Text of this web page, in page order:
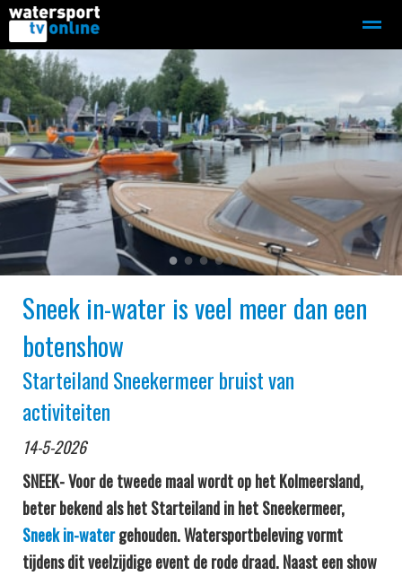
Zeilen Motorboot-sloep Adverteren
Home Contact Bellen Zoeken
●●●●●
Sneek in-water is veel meer dan een
botenshow
Starteiland Sneekermeer bruist van
activiteiten
14-5-2026
SNEEK- Voor de tweede maal wordt op het Kolmeersland,
beter bekend als het Starteiland in het Sneekermeer,
Sneek in-watergehouden. Watersportbeleving vormt
tijdens dit veelzijdige event de rode draad. Naast een show